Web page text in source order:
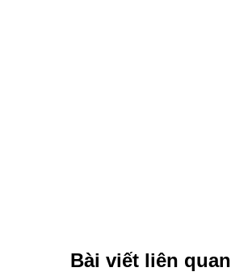
Bài viết liên quan